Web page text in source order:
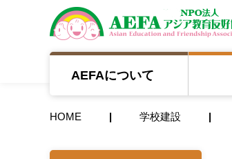
AEFAについて
HOME 学校建設